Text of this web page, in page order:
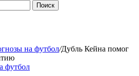
Поиск
на футбол/Дубль Кейна помог
футбол